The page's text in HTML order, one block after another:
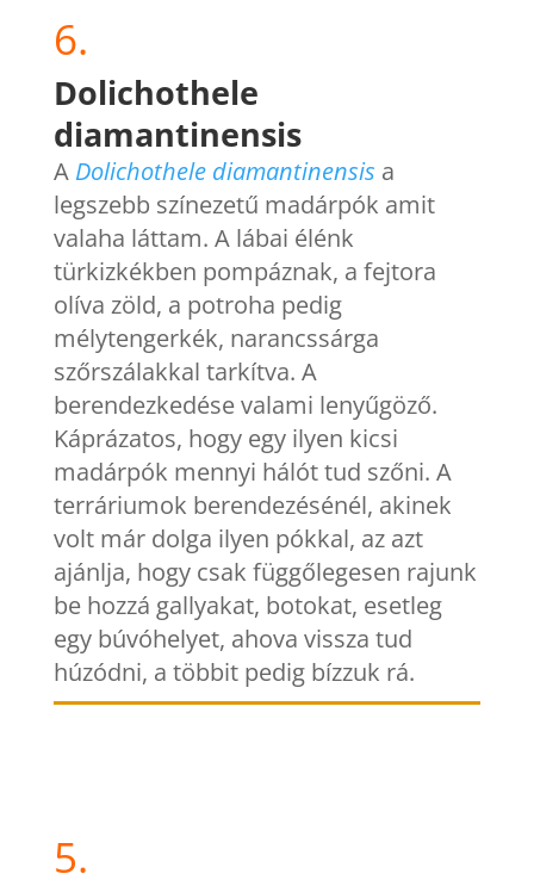
6.
Dolichothele
diamantinensis
A Dolichothele diamantinensis a
legszebb színezetű madárpók amit
valaha láttam. A lábai élénk
türkizkékben pompáznak, a fejtora
olíva zöld, a potroha pedig
mélytengerkék, narancssárga
szőrszálakkal tarkítva. A
berendezkedése valami lenyűgöző.
Káprázatos, hogy egy ilyen kicsi
madárpók mennyi hálót tud szőni. A
terráriumok berendezésénél, akinek
volt már dolga ilyen pókkal, az azt
ajánlja, hogy csak függőlegesen rajunk
be hozzá gallyakat, botokat, esetleg
egy búvóhelyet, ahova vissza tud
húzódni, a többit pedig bízzuk rá.
5.